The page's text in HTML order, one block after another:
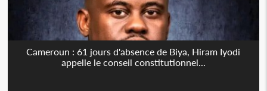
Cameroun : 61 jours d'absence de Biya, Hiram Iyodi
appelle le conseil constitutionnel...